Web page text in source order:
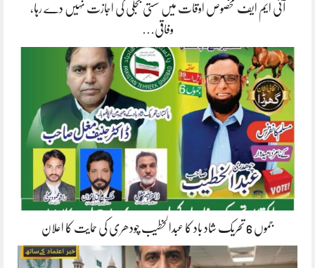
آئی ایم ایف مخصوص اوقات میں سستی بجلی کی اجازت نہیں دے رہا،
وفاقی…
جموں 6 تحریک شاد باد کا عبدالخطیب چودھری کی حمایت کا اعلان